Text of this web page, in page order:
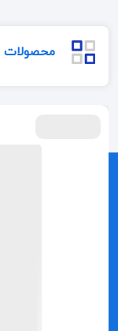
محصولات